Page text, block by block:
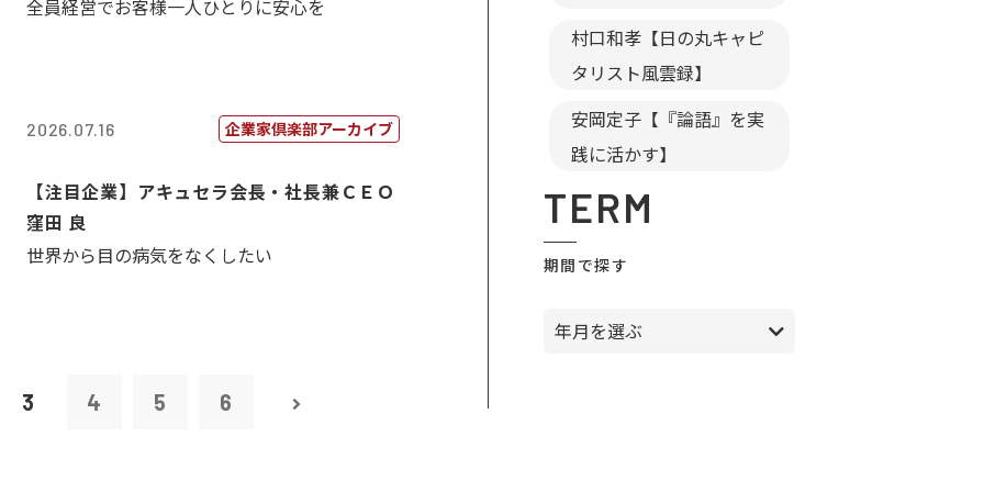
全員経営でお客様一人ひとりに安心を
2026.07.16 企業家倶楽部アーカイブ
【注目企業】アキュセラ会長・社長兼ＣＥＯ
窪田 良
世界から目の病気をなくしたい
3 4 5 6
村口和孝【日の丸キャピ
タリスト風雲録】
安岡定子【『論語』を実
践に活かす】
TERM
期間で探す
年月を選ぶ